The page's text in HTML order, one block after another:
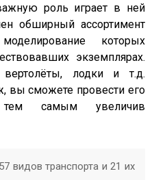
роль играет в ней
обширный ассортимент
которых
экземплярах.
лодки и т.д.
вы сможете провести его
тем самым увеличив
видов транспорта и 21 их